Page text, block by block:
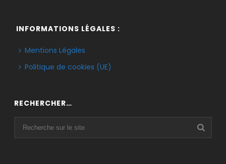
INFORMATIONS LÉGALES :
Mentions Légales
Politique de cookies (UE)
RECHERCHER…